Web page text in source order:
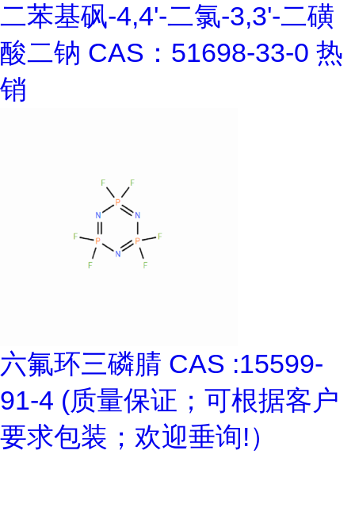
二苯基砜-4,4'-二氯-3,3'-二磺
酸二钠 CAS：51698-33-0 热
销
六氟环三磷腈 CAS :15599-
91-4 (质量保证；可根据客户
要求包装；欢迎垂询!）